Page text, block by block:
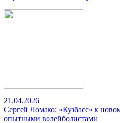
21.04.2026
Сергей Ломако: «Кузбасс» к
опытными волейболистами